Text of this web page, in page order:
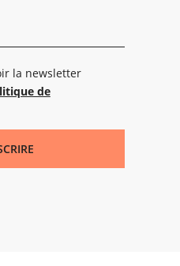
la newsletter
de